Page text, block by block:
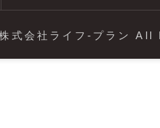
式会社ライフ-プラン